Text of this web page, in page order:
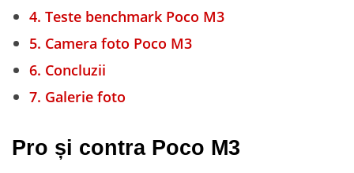
4. Teste benchmark Poco M3
5. Camera foto Poco M3
6. Concluzii
7. Galerie foto
Pro și contra Poco M3